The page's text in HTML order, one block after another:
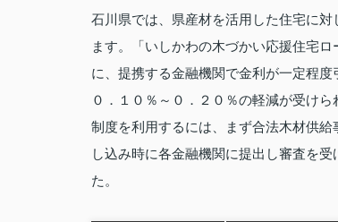
石川県では、県産材を活用した住宅に
ます。「いしかわの木づかい応援住宅
に、提携する金融機関で金利が一定程
０．１０％～０．２０％の軽減が受けら
制度を利用するには、まず合法木材供
し込み時に各金融機関に提出し審査を
た。